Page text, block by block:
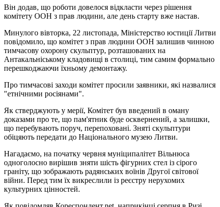
Він додав, що роботи довелося відкласти через рішення
комітету ООН з прав людини, але день старту вже настав.
Минулого вівторка, 22 листопада, Міністерство юстиції Литви
повідомило, що комітет з прав людини ООН залишив чинною
тимчасову охорону скульптур, розташованих на
Антакальніському кладовищі в столиці, тим самим формально
перешкоджаючи їхньому демонтажу.
Про тимчасові заходи комітет просили заявники, які назвалися
"етнічними росіянами".
Як стверджують у мерії, Комітет був введений в оману
доказами про те, що пам'ятник буде осквернений, а залишки,
що перебувають поруч, перепоховані. Зняті скульптури
обіцяють передати до Національного музею Литви.
Нагадаємо, на початку червня муніципалітет Вільнюса
одноголосно вирішив зняти шість фігурних стел із сірого
граніту, що зображають радянських воїнів Другої світової
війни. Перед тим їх викреслили із реєстру нерухомих
культурних цінностей.